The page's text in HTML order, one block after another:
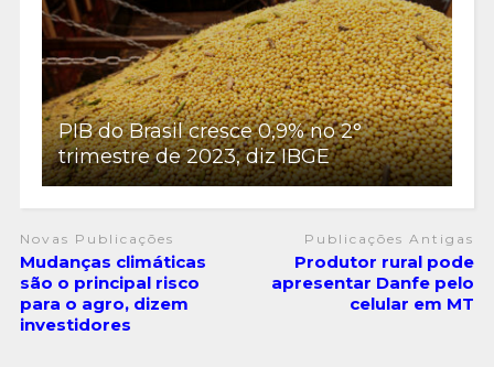
PIB do Brasil cresce 0,9% no 2°
trimestre de 2023, diz IBGE
Novas Publicações
Mudanças climáticas
são o principal risco
para o agro, dizem
investidores
Publicações Antigas
Produtor rural pode
apresentar Danfe pelo
celular em MT